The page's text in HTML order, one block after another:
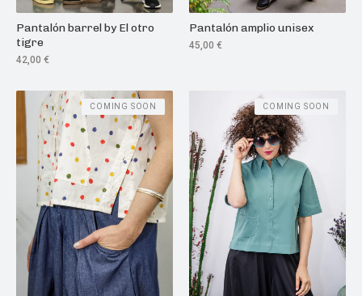
Pantalón barrel by El otro
tigre
42,00 €
Pantalón amplio unisex
45,00 €
COMING SOON COMING SOON